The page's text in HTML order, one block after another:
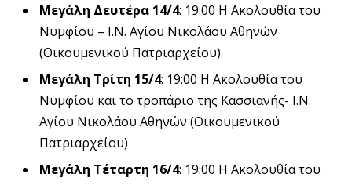
Μεγάλη Δευτέρα 14/4: 19:00 Η Ακολουθία του
Νυμφίου – I.N. Αγίου Νικολάου Αθηνών
(Οικουμενικού Πατριαρχείου)
Μεγάλη Τρίτη 15/4: 19:00 Η Ακολουθία του
Νυμφίου και το τροπάριο της Κασσιανής- I.N.
Αγίου Νικολάου Αθηνών (Οικουμενικού
Πατριαρχείου)
Μεγάλη Τέταρτη 16/4: 19:00 Η Ακολουθία του